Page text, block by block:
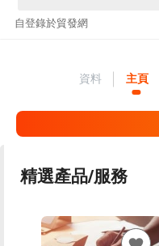
自登錄於貿發網
資料 主頁
精選產品/服務